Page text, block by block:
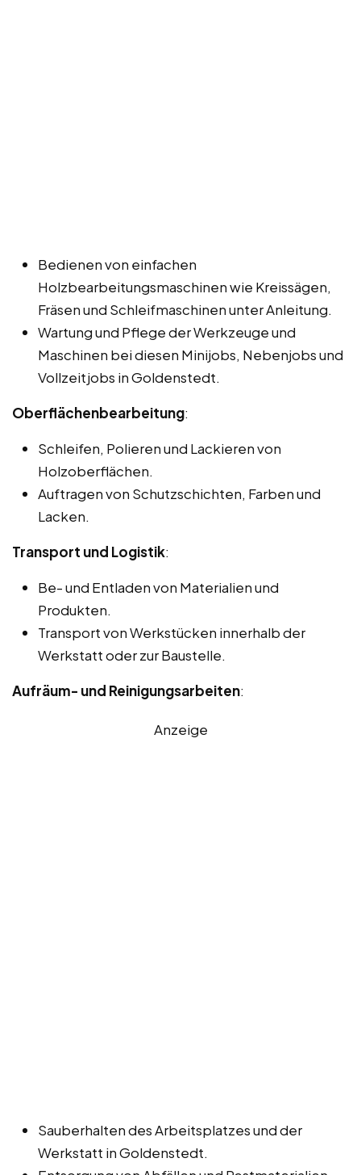
Bedienen von einfachen
Holzbearbeitungsmaschinen wie Kreissägen,
Fräsen und Schleifmaschinen unter Anleitung.
Wartung und Pflege der Werkzeuge und
Maschinen bei diesen Minijobs, Nebenjobs und
Vollzeitjobs in Goldenstedt.
Oberflächenbearbeitung:
Schleifen, Polieren und Lackieren von
Holzoberflächen.
Auftragen von Schutzschichten, Farben und
Lacken.
Transport und Logistik:
Be- und Entladen von Materialien und
Produkten.
Transport von Werkstücken innerhalb der
Werkstatt oder zur Baustelle.
Aufräum- und Reinigungsarbeiten:
Anzeige
Sauberhalten des Arbeitsplatzes und der
Werkstatt in Goldenstedt.